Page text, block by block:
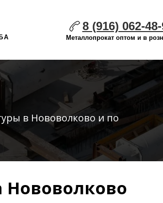
8 (916) 062-
Металлопрокат оптом и в
в Нововолково и по
Нововолково